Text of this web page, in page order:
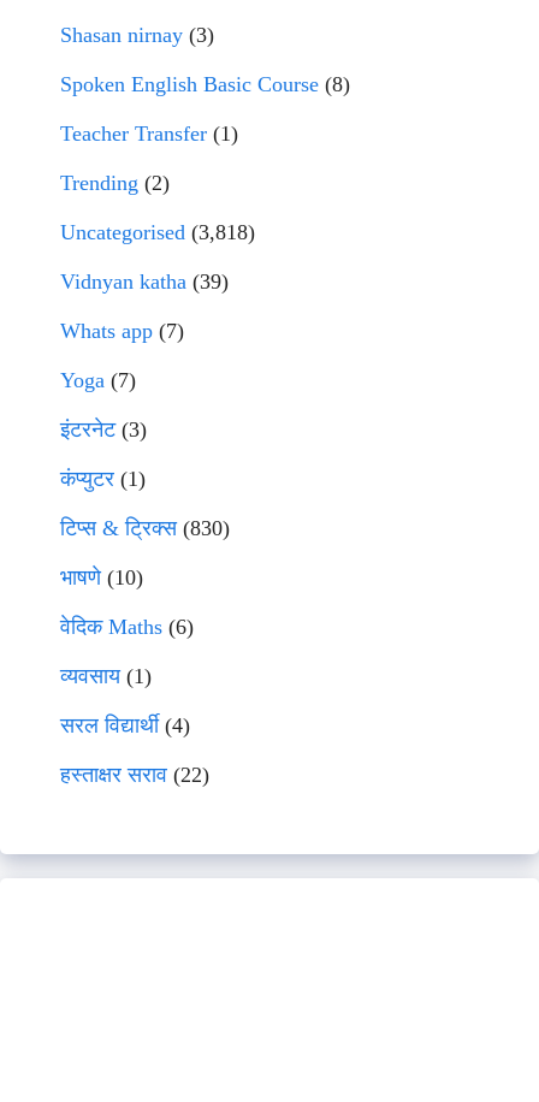
Shasan nirnay (3)
Spoken English Basic Course (8)
Teacher Transfer (1)
Trending (2)
Uncategorised (3,818)
Vidnyan katha (39)
Whats app (7)
Yoga (7)
इंटरनेट(3)
कंप्युटर (1)
टिप्स & ट्रिक्स(830)
भाषणे(10)
वेदिक Maths (6)
व्यवसाय(1)
सरल विद्यार्थी(4)
हस्ताक्षर सराव (22)